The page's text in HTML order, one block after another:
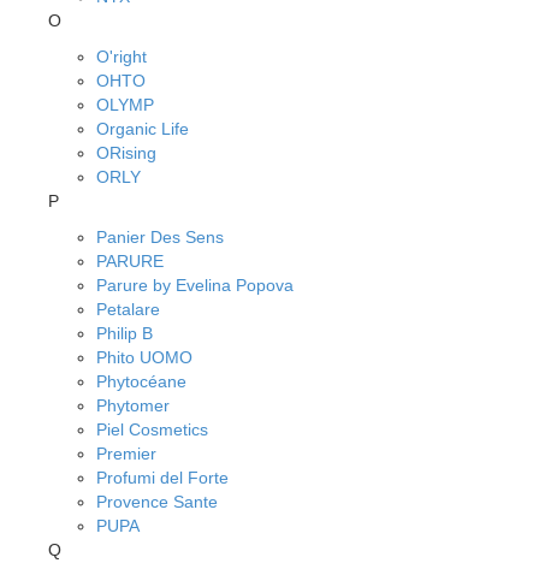
O
O'right
OHTO
OLYMP
Organic Life
ORising
ORLY
P
Panier Des Sens
PARURE
Parure by Evelina Popova
Petalare
Philip B
Phito UOMO
Phytocéane
Phytomer
Piel Cosmetics
Premier
Profumi del Forte
Provence Sante
PUPA
Q